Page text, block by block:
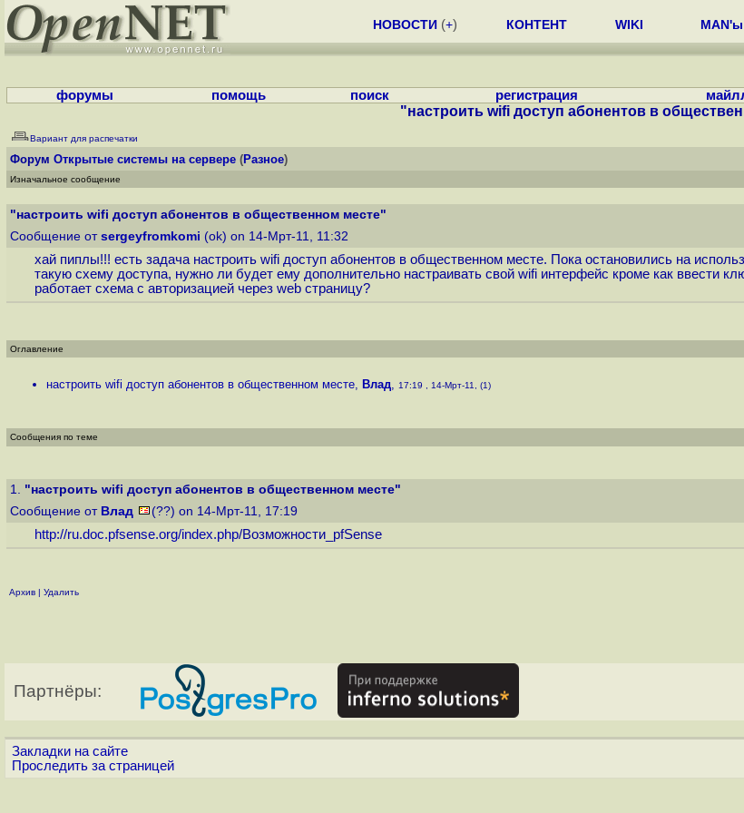
НОВОСТИ (+) КОНТЕНТ WIKI MAN'ы
форумы помощь поиск регистрация
"настроить wifi доступ абонентов в
Вариант для распечатки
Форум Открытые системы на сервере (Разное)
Изначальное сообщение
"настроить wifi доступ абонентов в общественном месте"
Сообщение от sergeyfromkomi (ok) on 14-Мрт-11, 11:32
хай пиплы!!! есть задача настроить wifi доступ абонентов в общественном месте. Пока остановились на
такую схему доступа, нужно ли будет ему дополнительно настраивать свой wifi интерфейс кроме как ввести
работает схема с авторизацией через web страницу?
Оглавление
настроить wifi доступ абонентов в общественном месте, Влад, 17:19 , 14-Мрт-11, (1)
Сообщения по теме
1. "настроить wifi доступ абонентов в общественном месте"
Сообщение от Влад (??) on 14-Мрт-11, 17:19
http://ru.doc.pfsense.org/index.php/Возможности_pfSense
Архив | Удалить
Партнёры:
Закладки на сайте
Проследить за страницей